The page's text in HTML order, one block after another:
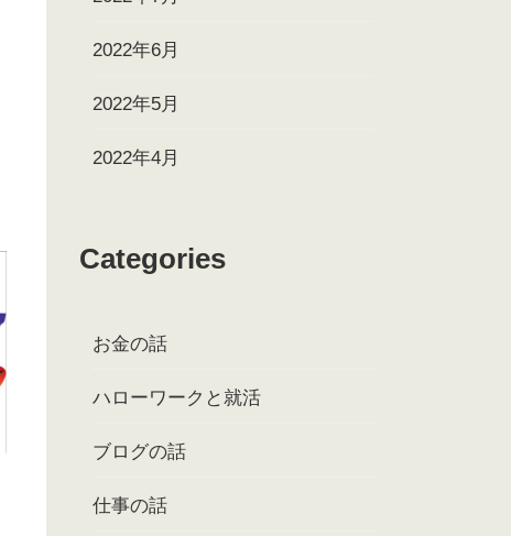
2022年6月
2022年5月
2022年4月
Categories
お金の話
ハローワークと就活
ブログの話
仕事の話